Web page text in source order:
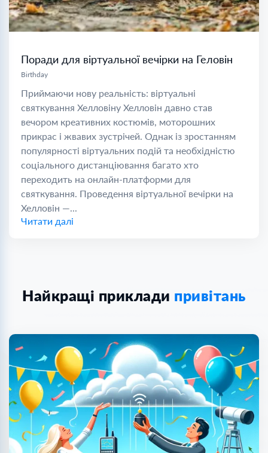
Поради для віртуальної вечірки на Геловін
Birthday
Приймаючи нову реальність: віртуальні
святкування Хелловіну Хелловін давно став
вечором креативних костюмів, моторошних
прикрас і жвавих зустрічей. Однак із зростанням
популярності віртуальних подій та необхідністю
соціального дистанціювання багато хто
переходить на онлайн-платформи для
святкування. Проведення віртуальної вечірки на
Хелловін —...
Читати далі
Найкращі приклади привітань